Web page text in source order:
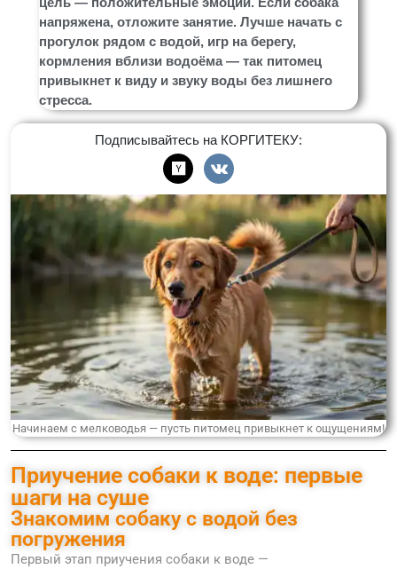
напряжена, отложите занятие. Лучше начать с
прогулок рядом с водой, игр на берегу,
кормления вблизи водоёма — так питомец
привыкнет к виду и звуку воды без лишнего
стресса.
Подписывайтесь на КОРГИТЕКУ:
Начинаем с мелководья — пусть питомец привыкнет к ощущениям!
Приучение собаки к воде: первые
шаги на суше
Знакомим собаку с водой без
погружения
Первый этап приучения собаки к воде —